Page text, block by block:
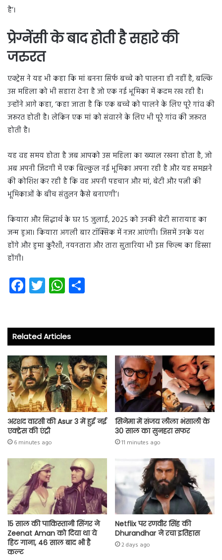
है’।
प्रेग्नेंसी के बाद होती है सहारे की
जरुरत
एक्ट्रेस ने यह भी कहा कि मां बनना सिर्फ बच्चे को पालना ही नहीं है, बल्कि
उस महिला को भी सहारा देना है जो एक नई भूमिका में कदम रख रही है।
उन्होंने आगे कहा, ‘कहा जाता है कि एक बच्चे को पालने के लिए पूरे गांव की
जरूरत होती है। लेकिन एक मां को संवारने के लिए भी पूरे गांव की जरूरत
होती है।
यह वह समय होता है जब आपको उस महिला का ख्याल रखना होता है, जो
अब अपनी जिंदगी में एक बिल्कुल नई भूमिका अपना रही है और यह समझने
की कोशिश कर रही है कि वह अपनी पहचान और मां, बेटी और पत्नी की
भूमिकाओं के बीच संतुलन कैसे बनाएगी’।
कियारा और सिद्धार्थ के घर 15 जुलाई, 2025 को उनकी बेटी सारायाह का
जन्म हुआ। कियारा अगली बार टॉक्सिक में नजर आएंगी। जिसमें उनके यश
होंगे और हुमा कुरैशी, नयनतारा और तारा सुतारिया भी इस फिल्म का हिस्सा
होंगी।
Fa
ce
o
ok
T
wi
er
W
ha
A
p
p
Related Articles
अरशद वारसी की Asur 3 में हुई नई
एक्ट्रेस की एंट्री
6 minutes ago
सिनेमा में संजय लीला भंसाली के
30 साल का सुनहरा सफर
11 minutes ago
15 साल की पाकिस्तानी सिंगर ने
Zeenat Aman को दिया था ये
हिट गाना, 46 साल बाद भी है
कल्ट
Netflix पर रणवीर सिंह की
Dhurandhar ने रचा इतिहास
2 days ago